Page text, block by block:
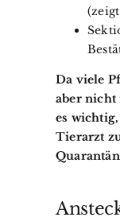
Da viele
aber nicht
es
Tierarzt